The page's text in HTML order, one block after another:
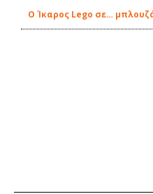
Ο Ίκαρος Lego σε…